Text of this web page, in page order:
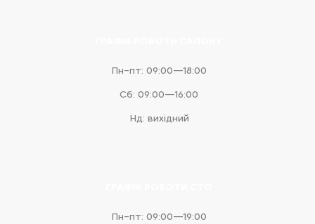
Пн–пт: 09:00—18:00
Сб: 09:00—16:00
Нд: вихідний
Пн–пт: 09:00—19:00